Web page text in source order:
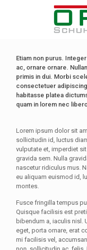
Etiam non purus.
ac, ornare ornare.
primis in dui. Morbi
consectetuer
habitasse platea
quam in lorem nec
Lorem ipsum dolor sit
sollicitudin id, luctus
vulputate et, imperdiet
gravida sem. Nulla
nascetur ridiculus mus.
eu aliquam euismod id,
montes.
Fusce fringilla tempus
Quisque facilisis est
bibendum a, iaculis nisl.
eget, porta ornare, erat
mi facilisis vel,